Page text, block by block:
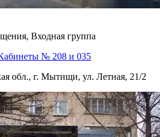
Входная группа
№ 208 и 035
обл., г. Мытищи, ул. Летная, 21/2